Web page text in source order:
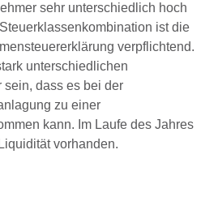
sehr unterschiedlich hoch
ist die
verpflichtend.
unterschiedlichen
dass es bei der
zu einer
kann. Im Laufe des Jahres
vorhanden.